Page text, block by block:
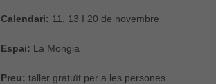
Calendari: 11, 13 I 20 de novembre
Espai: La Mongia
Preu: taller gratuït per a les persones